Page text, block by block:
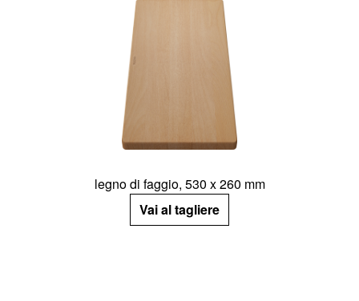
legno di faggio, 530 x 260 mm
Vai al tagliere